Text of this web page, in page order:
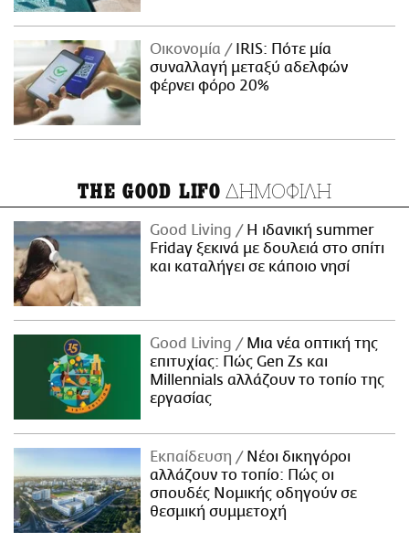
Οικονομία
IRIS: Πότε μία
συναλλαγή μεταξύ αδελφών
φέρνει φόρο 20%
THE GOOD LIFO ΔΗΜΟΦΙΛΗ
Good Living
Η ιδανική summer
Friday ξεκινά με δουλειά στο σπίτι
και καταλήγει σε κάποιο νησί
Good Living
Μια νέα οπτική της
επιτυχίας: Πώς Gen Zs και
Millennials αλλάζουν το τοπίο της
εργασίας
Εκπαίδευση
Νέοι δικηγόροι
αλλάζουν το τοπίο: Πώς οι
σπουδές Νομικής οδηγούν σε
θεσμική συμμετοχή